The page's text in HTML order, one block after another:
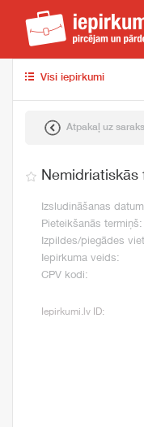
Visi iepirkumi
Atpakaļ uz
Nemidriatiskās
Izsludināšanas
Pieteikšanās termiņš:
Izpildes/piegādes
Iepirkuma veids:
CPV kodi:
Iepirkumi.lv ID: